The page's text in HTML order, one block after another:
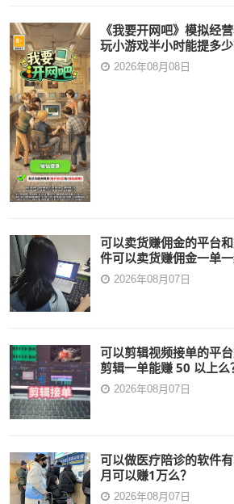
《我要开网吧》模拟经
玩小游戏半小时能提多少
2026年08月08日
可以卖货赚佣金的平台
件可以卖货赚佣金一单一
2026年08月07日
可以剪辑视频接单的平
剪辑一单能赚 50 以上么
2026年08月07日
可以做医疗陪诊的软件
月可以赚1万么？
2026年08月07日